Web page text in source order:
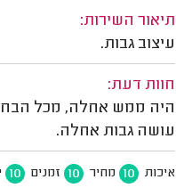
תיאור השירות:
עיצוב גבות.
חוות דעת:
היה ממש אחלה, מכל
עושה גבות אחלה.
איכות 10 מחיר 10 זמנים 10